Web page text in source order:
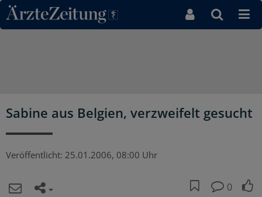
Direkt zum Inhaltsbereich
Sabine aus Belgien, verzweifelt gesucht
Veröffentlicht: 25.01.2006, 08:00 Uhr
0